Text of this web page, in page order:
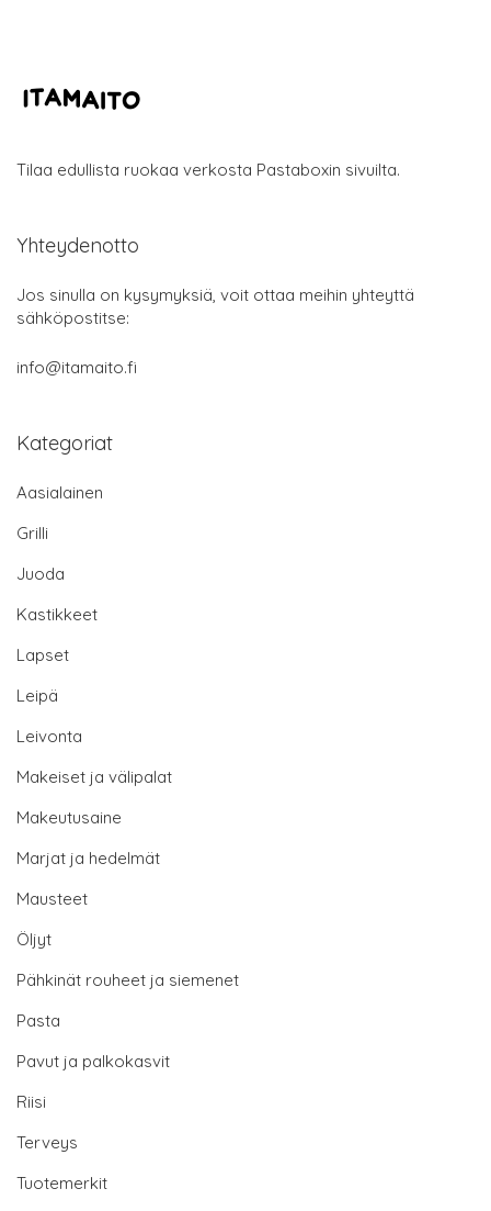
Tilaa edullista ruokaa verkosta Pastaboxin sivuilta.
Yhteydenotto
Jos sinulla on kysymyksiä, voit ottaa meihin yhteyttä
sähköpostitse:
info@itamaito.fi
Kategoriat
Aasialainen
Grilli
Juoda
Kastikkeet
Lapset
Leipä
Leivonta
Makeiset ja välipalat
Makeutusaine
Marjat ja hedelmät
Mausteet
Öljyt
Pähkinät rouheet ja siemenet
Pasta
Pavut ja palkokasvit
Riisi
Terveys
Tuotemerkit